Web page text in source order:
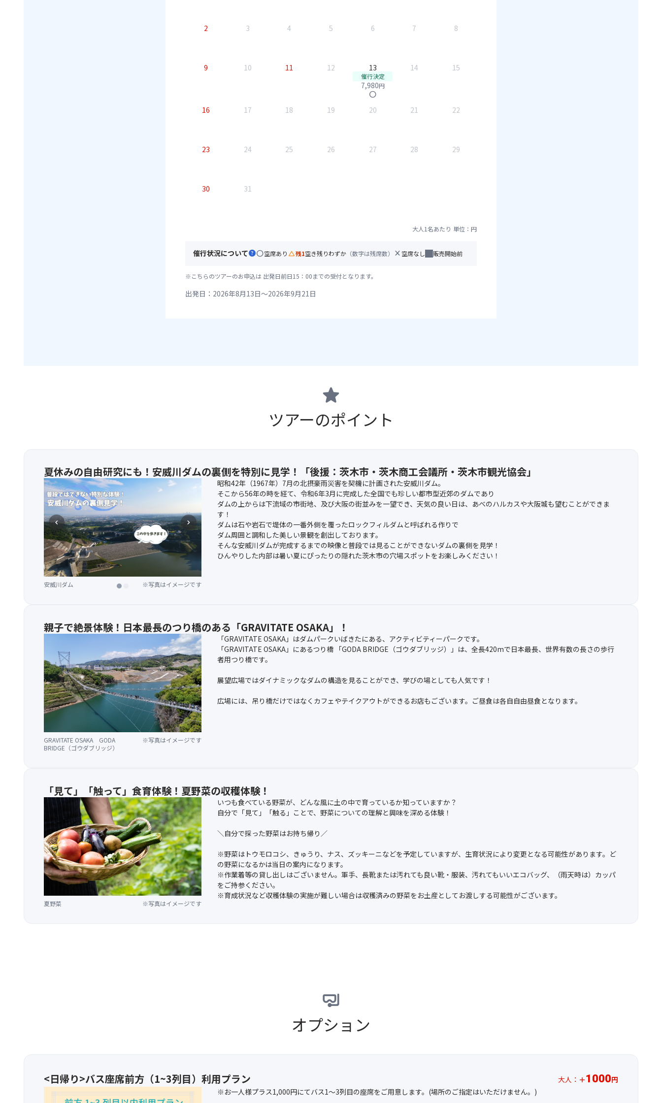
2 3 4 5 6 7 8
9 10 11 12 13
催行決定
7,980円
circle
14 15
16 17 18 19 20 21 22
23 24 25 26 27 28 29
30 31
大人1名あたり 単位：円
催行状況についてhelpcircle空席あり change_history残1空き残りわずか （数字は残席数） close 空席なし 販売開始前
※こちらのツアーのお申込は 出発日前日15：00までの受付となります。
出発日：2026年8月13日～2026年9月21日
star
ツアーのポイント
夏休みの自由研究にも！安威川ダムの裏側を特別に見学！「後援：茨木市・茨木商工会議所・茨木市観光協会」
安威川ダム ※写真はイメージです
安威川ダム ※写真はイメージです
chevron_left chevron_right
昭和42年（1967年）7月の北摂豪雨災害を契機に計画された安威川ダム。
そこから56年の時を経て、令和6年3月に完成した全国でも珍しい都市型近郊のダムであり
ダムの上からは下流域の市街地、及び大阪の街並みを一望でき、天気の良い日は、あべのハルカスや大阪城も望むことができま
す！
ダムは石や岩石で堤体の一番外側を覆ったロックフィルダムと呼ばれる作りで
ダム周囲と調和した美しい景観を創出しております。
そんな安威川ダムが完成するまでの映像と普段では見ることができないダムの裏側を見学！
ひんやりした内部は暑い夏にぴったりの隠れた茨木市の穴場スポットをお楽しみください！
親子で絶景体験！日本最長のつり橋のある「GRAVITATE OSAKA」！
GRAVITATE OSAKA GODA
BRIDGE（ゴウダブリッジ）
※写真はイメージです
「GRAVITATE OSAKA」はダムパークいばきたにある、アクティビティーパークです。
「GRAVITATE OSAKA」にあるつり橋 「GODA BRIDGE（ゴウダブリッジ）」は、全長420mで日本最長、世界有数の長さの歩行
者用つり橋です。
展望広場ではダイナミックなダムの構造を見ることができ、学びの場としても人気です！
広場には、吊り橋だけではなくカフェやテイクアウトができるお店もございます。ご昼食は各自自由昼食となります。
「見て」「触って」食育体験！夏野菜の収穫体験！
夏野菜 ※写真はイメージです
いつも食べている野菜が、どんな風に土の中で育っているか知っていますか？
自分で「見て」「触る」ことで、野菜についての理解と興味を深める体験！
＼自分で採った野菜はお持ち帰り／
※野菜はトウモロコシ、きゅうり、ナス、ズッキーニなどを予定していますが、生育状況により変更となる可能性があります。ど
の野菜になるかは当日の案内になります。
※作業着等の貸し出しはございません。軍手、長靴または汚れても良い靴・服装、汚れてもいいエコバッグ、（雨天時は）カッパ
をご持参ください。
※育成状況など収穫体験の実施が難しい場合は収穫済みの野菜をお土産としてお渡しする可能性がございます。
オプション
<日帰り>バス座席前方（1~3列目）利用プラン 大人： ＋1000円
※お一人様プラス1,000円にてバス1～3列目の座席をご用意します。(場所のご指定はいただけません。)